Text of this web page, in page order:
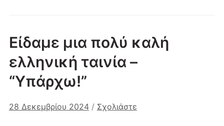
Είδαμε μια πολύ καλή
ελληνική ταινία –
“Υπάρχω!”
28 Δεκεμβρίου 2024 / Σχολιάστε